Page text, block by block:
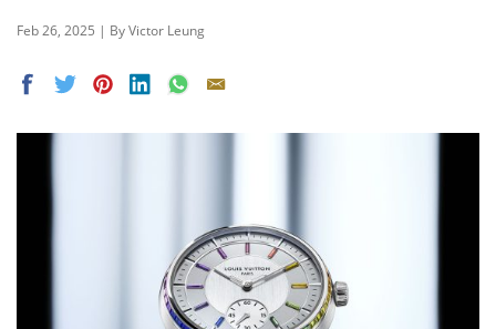
Feb 26, 2025 | By Victor Leung